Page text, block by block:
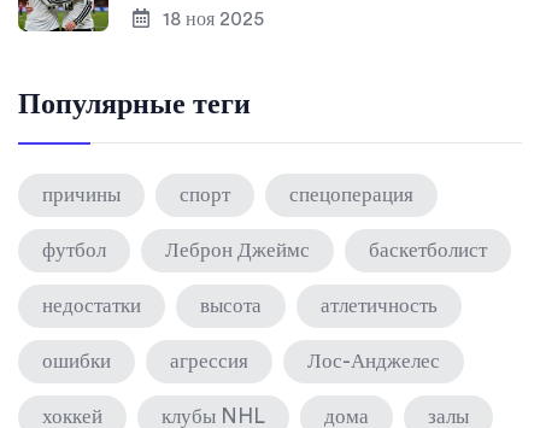
18 ноя 2025
Популярные теги
причины спорт спецоперация
футбол Леброн Джеймс баскетболист
недостатки высота атлетичность
ошибки агрессия Лос-Анджелес
хоккей клубы NHL дома залы